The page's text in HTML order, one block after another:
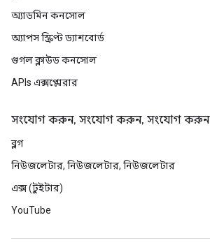
অ্যাডমিন কনসোল
অ্যাপস স্ক্রিপ্ট ড্যাশবোর্ড
গুগল ক্লাউড কনসোল
APIs এক্সপ্লোরার
সংযোগ করুন, সংযোগ করুন, সংযোগ করুন
ব্লগ
নিউজলেটার, নিউজলেটার, নিউজলেটার
এক্স (টুইটার)
YouTube